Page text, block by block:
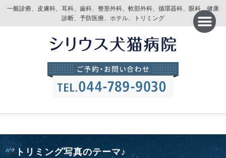
一般診療、皮膚科、耳科、歯科、整形外科、軟部外科、循環器科、眼科、健康
診断、予防医療、ホテル、トリミング
トリミング写真のテーマ♪